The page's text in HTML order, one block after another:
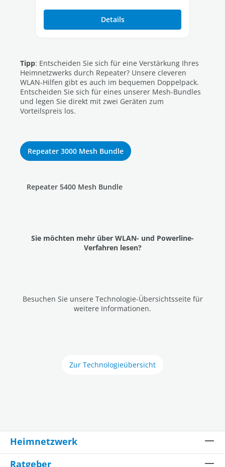
Details
Tipp: Entscheiden Sie sich für eine Verstärkung Ihres
Heimnetzwerks durch Repeater? Unsere cleveren
WLAN-Hilfen gibt es auch im bequemen Doppelpack.
Entscheiden Sie sich für eines unserer Mesh-Bundles
und legen Sie direkt mit zwei Geräten zum
Vorteilspreis los.
Repeater 3000 Mesh Bundle
Repeater 5400 Mesh Bundle
Sie möchten mehr über WLAN- und Powerline-
Verfahren lesen?
Besuchen Sie unsere Technologie-Übersichtsseite für
weitere Informationen.
Zur Technologieübersicht
Heimnetzwerk
Ratgeber